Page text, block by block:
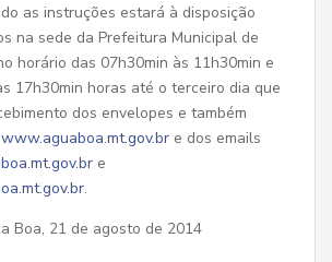
as instruções estará à disposição
na sede da Prefeitura Municipal de
horário das 07h30min às 11h30min e
17h30min horas até o terceiro dia que
dos envelopes e também
www.aguaboa.mt.gov.br e dos emails
e
.
Boa, 21 de agosto de 2014